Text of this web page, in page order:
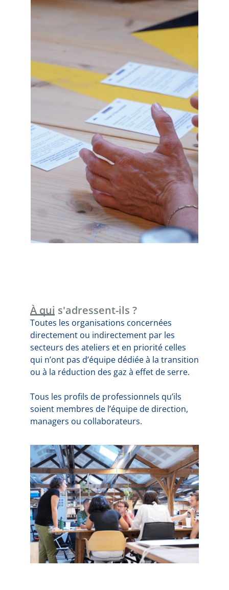
À qui s'adressent-ils ?
Toutes les organisations concernées
directement ou indirectement par les
secteurs des ateliers et en priorité celles
qui n’ont pas d’équipe dédiée à la transition
ou à la réduction des gaz à effet de serre.
Tous les profils de professionnels qu’ils
soient membres de l’équipe de direction,
managers ou collaborateurs.